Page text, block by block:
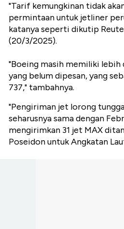
"Tarif kemungkinan tidak
permintaan untuk jetliner
katanya seperti dikutip
(20/3/2025).
"Boeing masih memiliki lebih
yang belum dipesan, yang
737," tambahnya.
"Pengiriman jet lorong
seharusnya sama dengan
mengirimkan 31 jet MAX
Poseidon untuk Angkatan